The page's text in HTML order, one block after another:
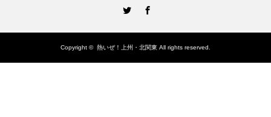
Copyright © 熱いぜ！上州・北関東 All rights reserved.